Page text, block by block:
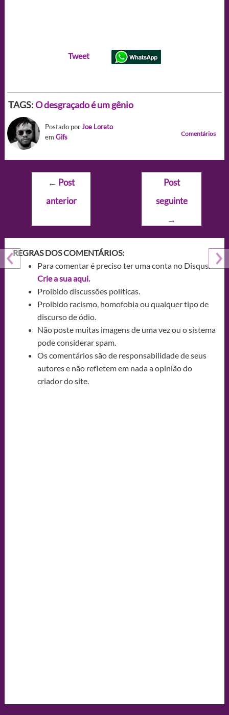
Tweet
TAGS:O desgraçado é um gênio
Postado porJoe Loreto
em Gifs Comentários
Navegação
Post
← Post
anterior
Post
seguinte
→
REGRAS DOS COMENTÁRIOS:
Para comentar é preciso ter uma conta no Disqus.
Crie a sua aqui.
Proibido discussões políticas.
Proibido racismo, homofobia ou qualquer tipo de
discurso de ódio.
Não poste muitas imagens de uma vez ou o sistema
pode considerar spam.
Os comentários são de responsabilidade de seus
autores e não refletem em nada a opinião do
criador do site.